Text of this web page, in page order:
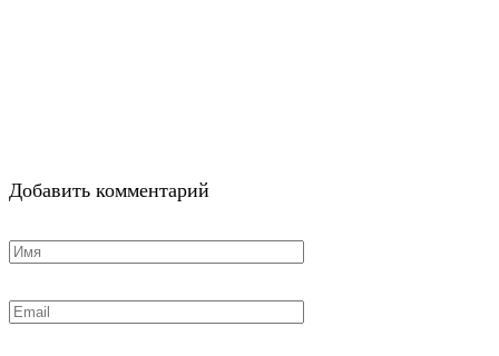
Добавить комментарий
Имя
Email